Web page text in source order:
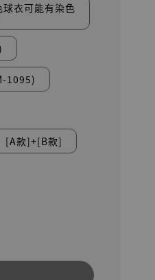
衣可能有染色
1095)
[A款]+[B款]